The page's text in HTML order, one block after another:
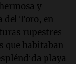
y
del Toro, en
rupestres
que habitaban
playa